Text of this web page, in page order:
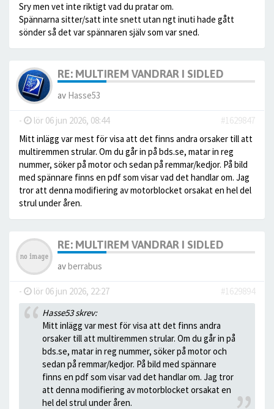
Sry men vet inte riktigt vad du pratar om.
Spännarna sitter/satt inte snett utan ngt inuti hade gått
sönder så det var spännaren själv som var sned.
RE: MULTIREM VANDRAR I SIDLED
av Hasse53
- lör 06 jun 2026, 08:44
#1629847
Mitt inlägg var mest för visa att det finns andra orsaker till att
multiremmen strular. Om du går in på bds.se, matar in reg
nummer, söker på motor och sedan på remmar/kedjor. På bild
med spännare finns en pdf som visar vad det handlar om. Jag
tror att denna modifiering av motorblocket orsakat en hel del
strul under åren.
RE: MULTIREM VANDRAR I SIDLED
avberrabus
- lör 06 jun 2026, 22:27
#1629894
Hasse53 skrev:
Mitt inlägg var mest för visa att det finns andra
orsaker till att multiremmen strular. Om du går in på
bds.se, matar in reg nummer, söker på motor och
sedan på remmar/kedjor. På bild med spännare
finns en pdf som visar vad det handlar om. Jag tror
att denna modifiering av motorblocket orsakat en
hel del strul under åren.